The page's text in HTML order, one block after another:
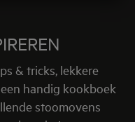
& tricks, lekkere
handig kookboek
stoomovens